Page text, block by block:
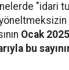
"idari
Ocak
bu